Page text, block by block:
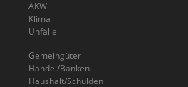
AKW
Klima
Unfälle
Gemeingüter
Handel/Banken
Haushalt/Schulden